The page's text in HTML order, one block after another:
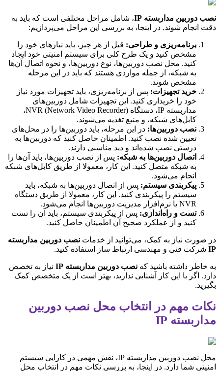
نصب دوربین مداربسته IP
، شامل مراحل مختلفی است که باید به
دقت انجام شوند. در اینجا، به بررسی این مراحل می‌پردازیم:
برنامه‌ریزی و طراحی: قبل از هر چیز، باید نیازهای خود را
مشخص کنید و یک طرح کلی برای سیستم امنیتی خود ایجاد
کنید. محل نصب دوربین‌ها، نوع دوربین‌ها، و نحوه اتصال آن‌ها
به شبکه، از جمله مواردی هستند که باید در این مرحله
مشخص شوند.
خرید تجهیزات: پس از برنامه‌ریزی، باید تجهیزات مورد نیاز
خود را خریداری کنید. این تجهیزات شامل دوربین‌های
مداربسته IP، دستگاه NVR (Network Video Recorder)،
کابل‌های شبکه، و منبع تغذیه می‌شوند.
نصب دوربین‌ها: در این مرحله، باید دوربین‌ها را در محل‌های
تعیین شده نصب کنید. اطمینان حاصل کنید که دوربین‌ها به
درستی نصب شده‌اند و دید مناسبی دارند.
اتصال دوربین‌ها به شبکه: پس از نصب دوربین‌ها، باید آن‌ها را
به شبکه متصل کنید. این کار، معمولا از طریق کابل‌های شبکه
انجام می‌شود.
پیکربندی سیستم: پس از اتصال دوربین‌ها به شبکه، باید
سیستم را پیکربندی کنید. این کار، معمولا از طریق دستگاه
NVR یا نرم‌افزار مدیریت دوربین‌ها انجام می‌شود.
تست و راه‌اندازی: پس از پیکربندی سیستم، باید آن را تست
کنید و از عملکرد صحیح آن اطمینان حاصل کنید.
در صورت نیاز به کمک، می‌توانید از خدمات نصب دوربین مداربسته
IP شرکت فنی و مهندسی ارتباط ساز استفاده کنید.
به خاطر داشته باشید که نصب دوربین مداربسته IP
نیاز به تخصص
دارد. اگر با این کار آشنایی ندارید، بهتر است از یک متخصص کمک
بگیرید.
نکات مهم در انتخاب محل نصب دوربین
مداربسته IP
محل نصب دوربین مداربسته IP، نقش مهمی در کارایی سیستم
امنیتی شما دارد. در اینجا، به بررسی نکات مهم در انتخاب محل